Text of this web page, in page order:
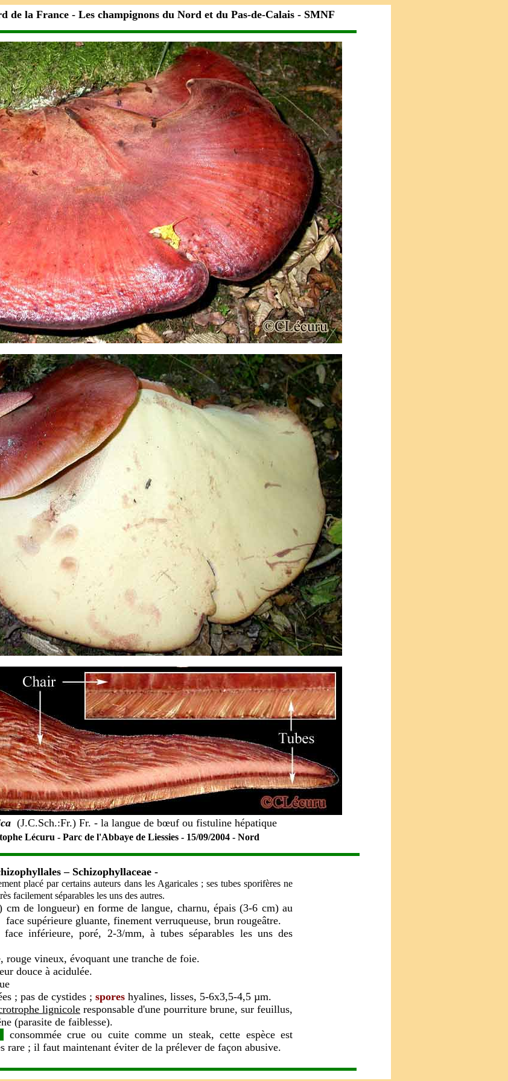
de la France - Les champignons du Nord et du Pas-de-Calais - SMNF
(J.C.Sch.:Fr.) Fr. - la langue de bœuf ou fistuline hépatique
Lécuru - Parc de l'Abbaye de Liessies - 15/09/2004 - Nord
– Schizophyllaceae -
placé par certains auteurs dans les Agaricales ; ses tubes sporifères ne
facilement séparables les uns des autres.
cm de longueur) en forme de langue, charnu, épais (3-6 cm) au
supérieure gluante, finement verruqueuse, brun rougeâtre.
inférieure, poré, 2-3/mm, à tubes séparables les uns des
rouge vineux, évoquant une tranche de foie.
douce à acidulée.
; pas de cystides ; spores hyalines, lisses, 5-6x3,5-4,5 µm.
lignicole responsable d'une pourriture brune, sur feuillus,
(parasite de faiblesse).
consommée crue ou cuite comme un steak, cette espèce est
rare ; il faut maintenant éviter de la prélever de façon abusive.